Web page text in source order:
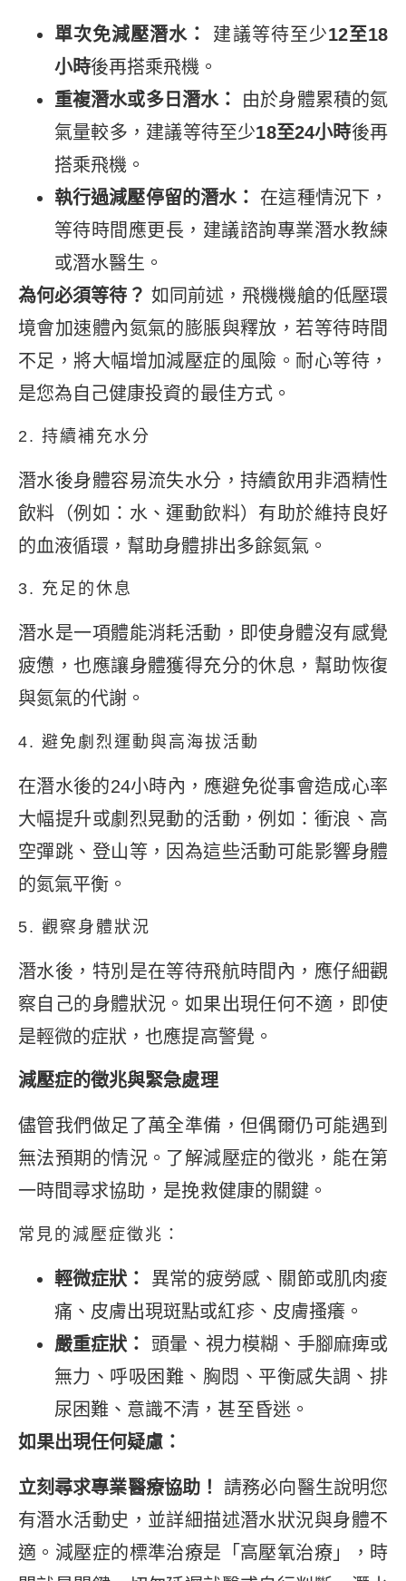
單次免減壓潛水： 建議等待至少12至18
小時後再搭乘飛機。
重複潛水或多日潛水：
由於身體累積的氮
氣量較多，建議等待至少18至24小時後再
搭乘飛機。
執行過減壓停留的潛水：
在這種情況下，
等待時間應更長，建議諮詢專業潛水教練
或潛水醫生。
為何必須等待？ 如同前述，飛機機艙的低壓環
境會加速體內氮氣的膨脹與釋放，若等待時間
不足，將大幅增加減壓症的風險。耐心等待，
是您為自己健康投資的最佳方式。
2. 持續補充水分
潛水後身體容易流失水分，持續飲用非酒精性
飲料（例如：水、運動飲料）有助於維持良好
的血液循環，幫助身體排出多餘氮氣。
3. 充足的休息
潛水是一項體能消耗活動，即使身體沒有感覺
疲憊，也應讓身體獲得充分的休息，幫助恢復
與氮氣的代謝。
4. 避免劇烈運動與高海拔活動
在潛水後的24小時內，應避免從事會造成心率
大幅提升或劇烈晃動的活動，例如：衝浪、高
空彈跳、登山等，因為這些活動可能影響身體
的氮氣平衡。
5. 觀察身體狀況
潛水後，特別是在等待飛航時間內，應仔細觀
察自己的身體狀況。如果出現任何不適，即使
是輕微的症狀，也應提高警覺。
減壓症的徵兆與緊急處理
儘管我們做足了萬全準備，但偶爾仍可能遇到
無法預期的情況。了解減壓症的徵兆，能在第
一時間尋求協助，是挽救健康的關鍵。
常見的減壓症徵兆：
輕微症狀：
異常的疲勞感、關節或肌肉痠
痛、皮膚出現斑點或紅疹、皮膚搔癢。
嚴重症狀：
頭暈、視力模糊、手腳麻痺或
無力、呼吸困難、胸悶、平衡感失調、排
尿困難、意識不清，甚至昏迷。
如果出現任何疑慮：
立刻尋求專業醫療協助！
請務必向醫生說明您
有潛水活動史，並詳細描述潛水狀況與身體不
適。減壓症的標準治療是「高壓氧治療」，時